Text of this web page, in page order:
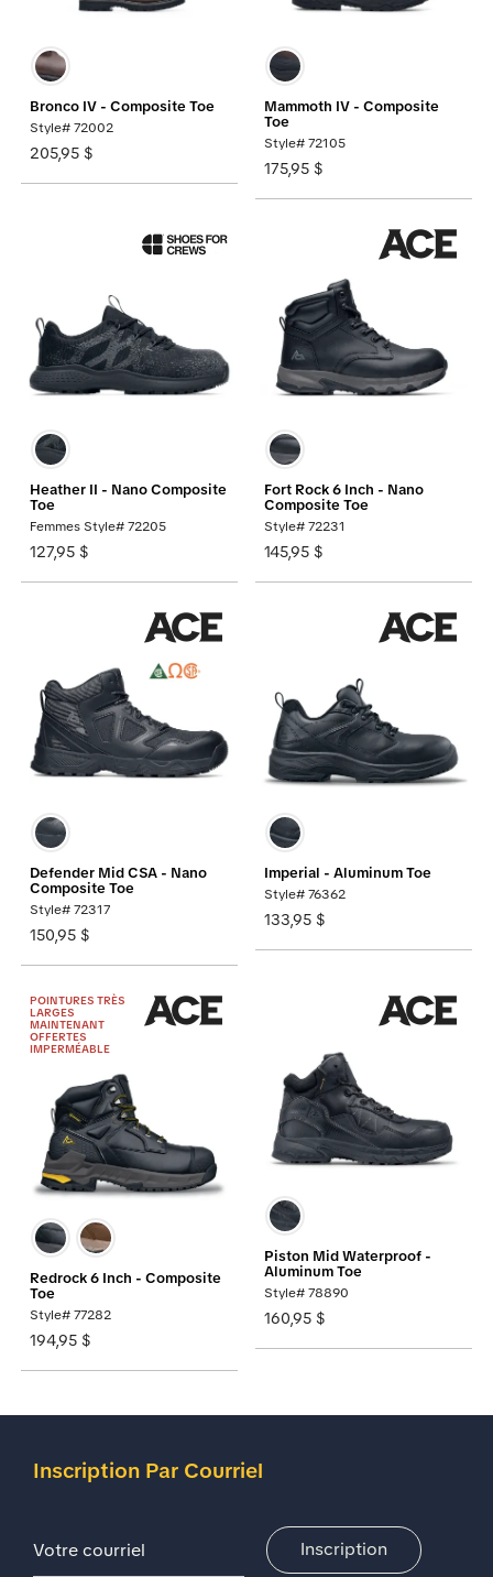
Bronco IV - Composite Toe
Style# 72002
205,95 $
Mammoth IV - Composite
Toe
Style# 72105
175,95 $
Heather II - Nano Composite
Toe
Femmes Style# 72205
127,95 $
Fort Rock 6 Inch - Nano
Composite Toe
Style# 72231
145,95 $
Defender Mid CSA - Nano
Composite Toe
Style# 72317
150,95 $
Imperial - Aluminum Toe
Style# 76362
133,95 $
POINTURES TRÈS
LARGES
MAINTENANT
OFFERTES
IMPERMÉABLE
Redrock 6 Inch - Composite
Toe
Style# 77282
194,95 $
Piston Mid Waterproof -
Aluminum Toe
Style# 78890
160,95 $
Inscription Par Courriel
Inscription